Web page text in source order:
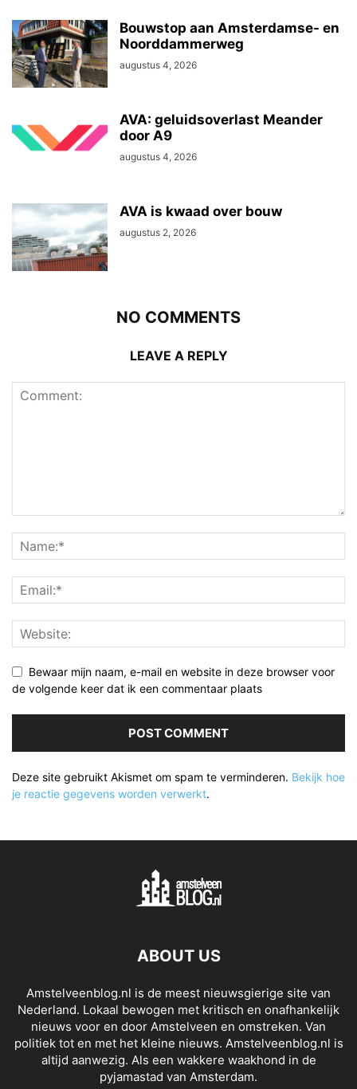
Bouwstop aan Amsterdamse- en
Noorddammerweg
augustus 4, 2026
AVA: geluidsoverlast Meander
door A9
augustus 4, 2026
AVA is kwaad over bouw
augustus 2, 2026
NO COMMENTS
LEAVE A REPLY
Bewaar mijn naam, e-mail en website in deze browser voor
de volgende keer dat ik een commentaar plaats
Deze site gebruikt Akismet om spam te verminderen. Bekijk hoe
je reactie gegevens worden verwerkt.
ABOUT US
Amstelveenblog.nl is de meest nieuwsgierige site van
Nederland. Lokaal bewogen met kritisch en onafhankelijk
nieuws voor en door Amstelveen en omstreken. Van
politiek tot en met het kleine nieuws. Amstelveenblog.nl is
altijd aanwezig. Als een wakkere waakhond in de
pyjamastad van Amsterdam.